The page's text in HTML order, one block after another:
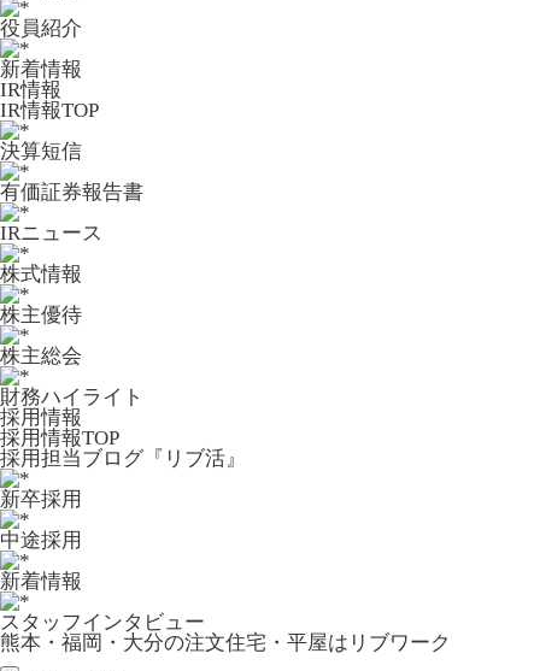
役員紹介
新着情報
IR情報
IR情報TOP
決算短信
有価証券報告書
IRニュース
株式情報
株主優待
株主総会
財務ハイライト
採用情報
採用情報TOP
採用担当ブログ『リブ活』
新卒採用
中途採用
新着情報
スタッフインタビュー
熊本・福岡・大分の注文住宅・平屋はリブワーク